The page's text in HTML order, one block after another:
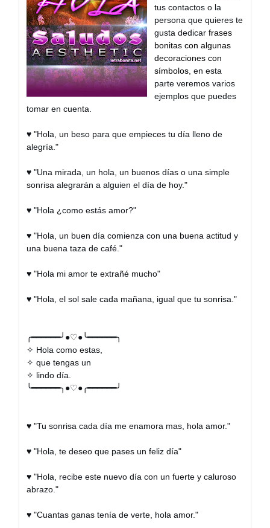
tus contactos o la
persona que quieres te
gusta dedicar frases
bonitas con algunas
decoraciones con
símbolos , en esta
parte veremos varios
ejemplos que puedes
tomar en cuenta.
♥ "Hola, un beso para que empieces tu día lleno de
alegría."
♥ "Una mirada, un hola, un buenos días o una simple
sonrisa alegrarán a alguien el día de hoy."
♥ "Hola ¿como estás amor?"
♥ "Hola, un buen día comienza con una buena actitud y
una buena taza de café."
♥ "Hola mi amor te extrañé mucho"
♥ "Hola, el sol sale cada mañana, igual que tu sonrisa."
╭━━━━━━╯●♡●╰━━━━━━╮
✧ Hola como estas,
✧ que tengas un
✧ lindo día.
╰━━━━━━╮●♡●╭━━━━━━╯
♥ "Tu sonrisa cada día me enamora mas, hola amor."
♥ "Hola, te deseo que pases un feliz día"
♥ "Hola, recibe este nuevo día con un fuerte y caluroso
abrazo."
♥ "Cuantas ganas tenía de verte, hola amor."